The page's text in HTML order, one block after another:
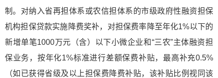
制。对纳入省再担体系或农信担体系的市级政府性融资担保
机构担保贷款实施降费奖补，对担保费率降至年化1%以下的
新增单笔1000万元（含）以下小微企业和“三农”主体融资担
保业务，按年化1%标准进行差额保费补贴，最高补充0.5%
（如已获得省级及以上担保费降费补贴，该补贴比例视同该